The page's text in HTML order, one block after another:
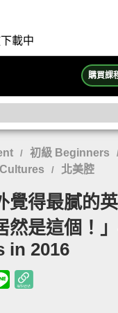
載中
購買課
/ 初級 Beginners
/ 北美腔
覺得最膩的
然是這個！
in 2016